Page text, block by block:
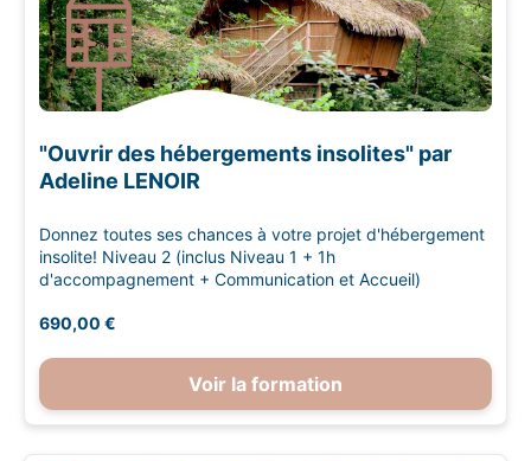
"Ouvrir des hébergements insolites" par
Adeline LENOIR
Donnez toutes ses chances à votre projet d'hébergement
insolite! Niveau 2 (inclus Niveau 1 + 1h
d'accompagnement + Communication et Accueil)
690,00 €
Voir la formation